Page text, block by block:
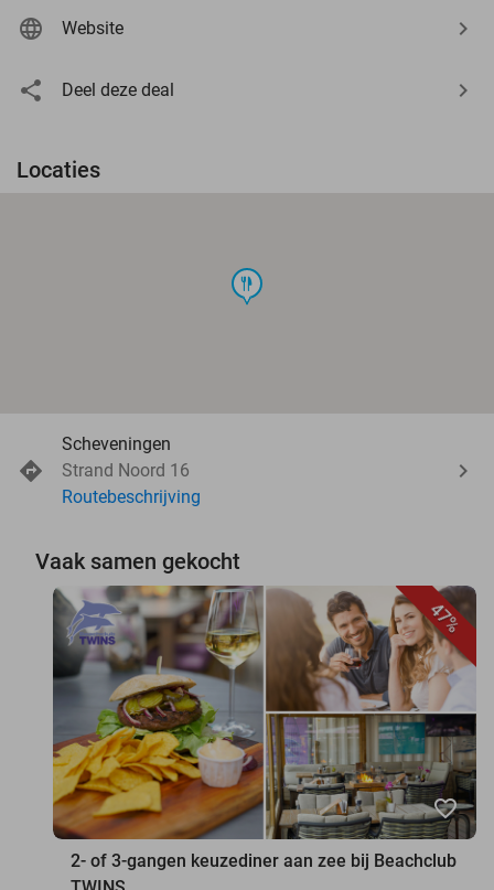
Website
Deel deze deal
Locaties
food
Scheveningen
Strand Noord 16
Routebeschrijving
Vaak samen gekocht
47%
favorite_border
2- of 3-gangen keuzediner aan zee bij Beachclub